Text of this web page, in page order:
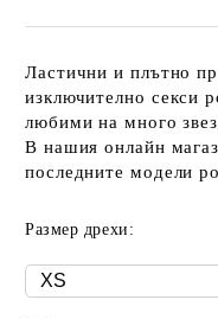
Ластични и плътно
изключително секси
любими на много
В нашия онлайн
последните модели
Размер дрехи: